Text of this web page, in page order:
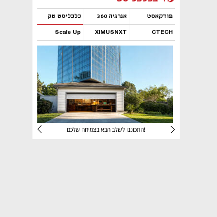
פודקאסט אנרגיה 360 כלכליסט טק
CTECH
XIMUSNXT
Scale Up
נפתח בכרטיסייה חדשה
התכוננו לשלב הבא בצמיחה שלכם!
נפתח בכרטיסייה חדשה